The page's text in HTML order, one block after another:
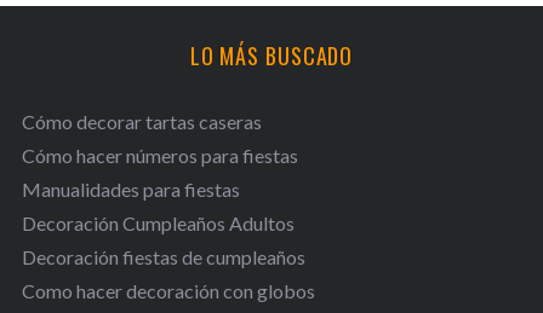
LO MÁS BUSCADO
Cómo decorar tartas caseras
Cómo hacer números para fiestas
Manualidades para fiestas
Decoración Cumpleaños Adultos
Decoración fiestas de cumpleaños
Como hacer decoración con globos